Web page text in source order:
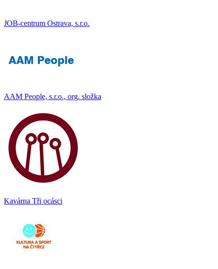
JOB-centrum Ostrava, s.r.o.
AAM People, s.r.o., org. složka
Kavárna Tři ocásci